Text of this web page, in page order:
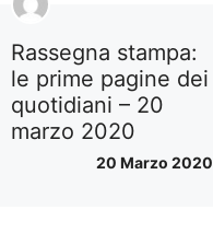
Rassegna stampa:
le prime pagine dei
quotidiani – 20
marzo 2020
20 Marzo 2020